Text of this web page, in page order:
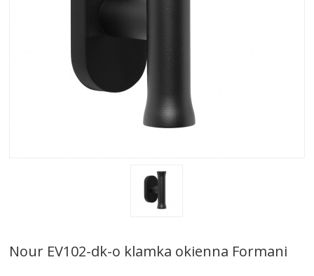
REALIZACJE
Nour EV102-dk-o klamka okienna Formani